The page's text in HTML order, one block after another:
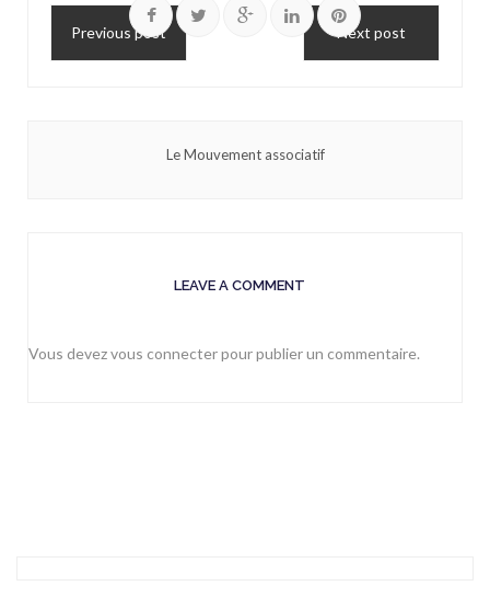
Previous post Next post
Le Mouvement associatif
LEAVE A COMMENT
Vous devezvous connecterpour publier un commentaire.